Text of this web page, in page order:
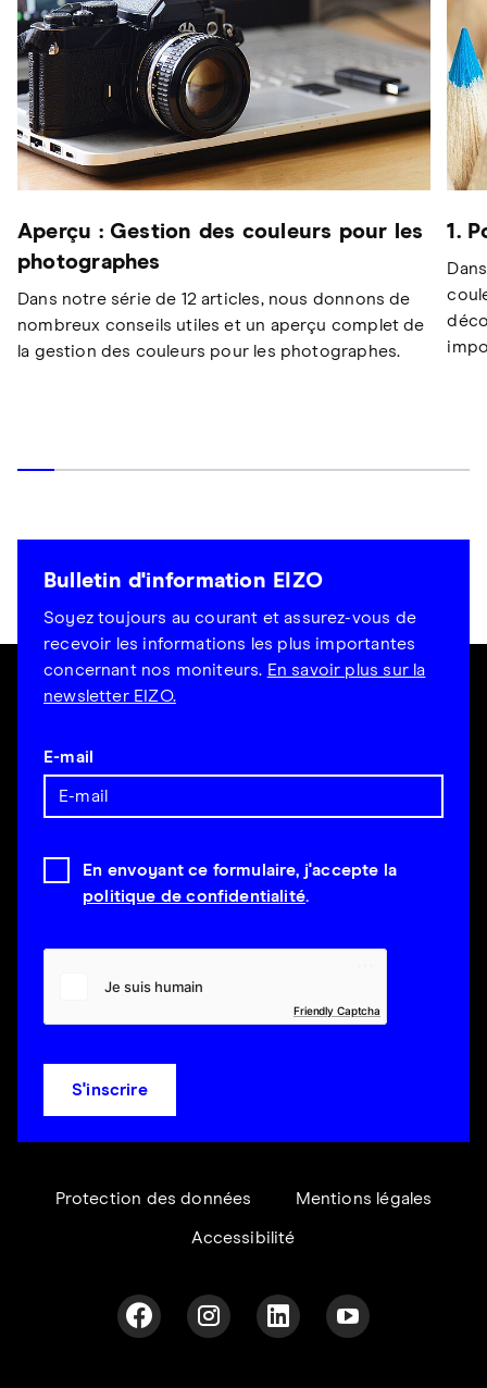
Aperçu : Gestion des couleurs pour les
photographes
Dans notre série de 12 articles, nous donnons de
nombreux conseils utiles et un aperçu complet de
la gestion des couleurs pour les photographes.
1.
Bulletin d'information EIZO
Soyez toujours au courant et assurez-vous de
recevoir les informations les plus importantes
concernant nos moniteurs. En savoir plus sur la
newsletter EIZO.
E-mail
En envoyant ce formulaire, j'accepte la
politique de confidentialité.
Friendly Captcha
S'inscrire
Protection des données Mentions légales
Accessibilité